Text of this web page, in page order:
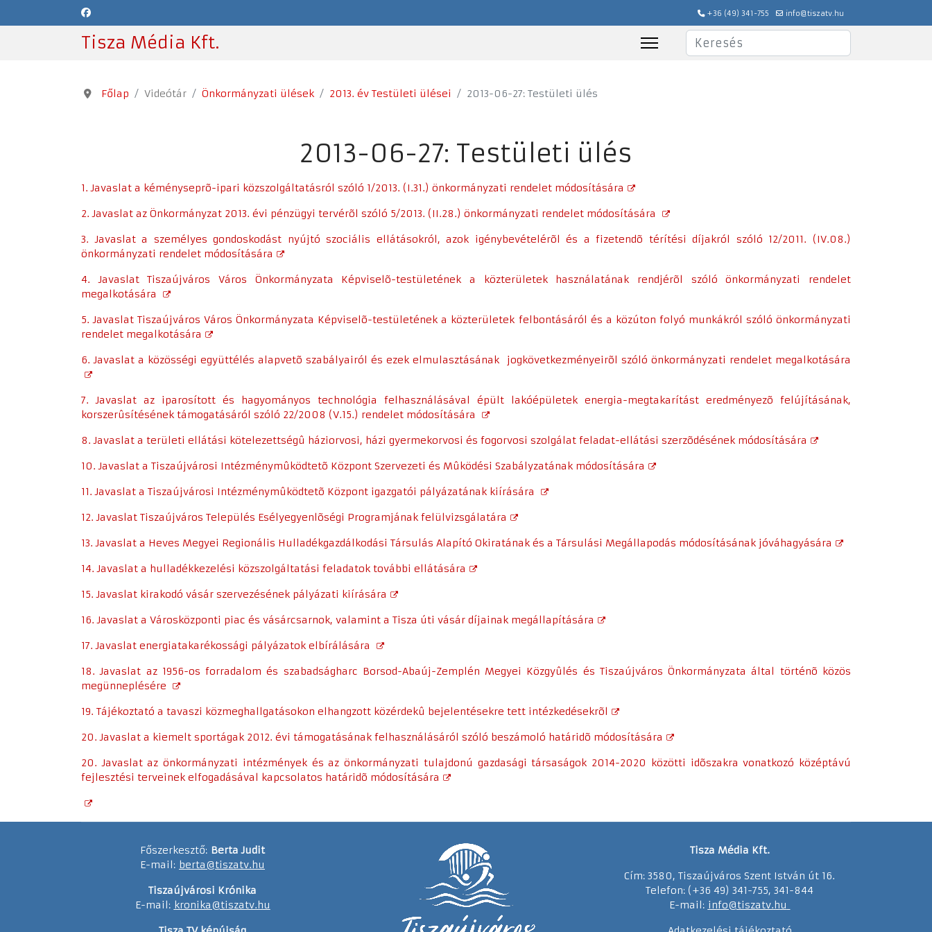
+36 (49) 341-755 info@tiszatv.hu
Tisza Média Kft. Keresés
Főlap Videótár Önkormányzati ülések 2013. év Testületi ülései 2013-06-27: Testületi ülés
2013-06-27: Testületi ülés
1. Javaslat a kéményseprõ-ipari közszolgáltatásról szóló 1/2013. (I.31.) önkormányzati rendelet módosítására
2. Javaslat az Önkormányzat 2013. évi pénzügyi tervérõl szóló 5/2013. (II.28.) önkormányzati rendelet módosítására
3. Javaslat a személyes gondoskodást nyújtó szociális ellátásokról, azok igénybevételérõl és a fizetendõ térítési díjakról szóló 12/2011. (IV.08.)
önkormányzati rendelet módosítására
4. Javaslat Tiszaújváros Város Önkormányzata Képviselõ-testületének a közterületek használatának rendjérõl szóló önkormányzati rendelet
megalkotására
5. Javaslat Tiszaújváros Város Önkormányzata Képviselõ-testületének a közterületek felbontásáról és a közúton folyó munkákról szóló önkormányzati
rendelet megalkotására
6. Javaslat a közösségi együttélés alapvetõ szabályairól és ezek elmulasztásának jogkövetkezményeirõl szóló önkormányzati rendelet megalkotására
7. Javaslat az iparosított és hagyományos technológia felhasználásával épült lakóépületek energia-megtakarítást eredményezõ felújításának,
korszerûsítésének támogatásáról szóló 22/2008 (V.15.) rendelet módosítására
8. Javaslat a területi ellátási kötelezettségû háziorvosi, házi gyermekorvosi és fogorvosi szolgálat feladat-ellátási szerzõdésének módosítására
10. Javaslat a Tiszaújvárosi Intézménymûködtetõ Központ Szervezeti és Mûködési Szabályzatának módosítására
11. Javaslat a Tiszaújvárosi Intézménymûködtetõ Központ igazgatói pályázatának kiírására
12. Javaslat Tiszaújváros Település Esélyegyenlõségi Programjának felülvizsgálatára
13. Javaslat a Heves Megyei Regionális Hulladékgazdálkodási Társulás Alapító Okiratának és a Társulási Megállapodás módosításának jóváhagyására
14. Javaslat a hulladékkezelési közszolgáltatási feladatok további ellátására
15. Javaslat kirakodó vásár szervezésének pályázati kiírására
16. Javaslat a Városközponti piac és vásárcsarnok, valamint a Tisza úti vásár díjainak megállapítására
17. Javaslat energiatakarékossági pályázatok elbírálására
18. Javaslat az 1956-os forradalom és szabadságharc Borsod-Abaúj-Zemplén Megyei Közgyûlés és Tiszaújváros Önkormányzata által történõ közös
megünneplésére
19. Tájékoztató a tavaszi közmeghallgatásokon elhangzott közérdekû bejelentésekre tett intézkedésekrõl
20. Javaslat a kiemelt sportágak 2012. évi támogatásának felhasználásáról szóló beszámoló határidõ módosítására
20. Javaslat az önkormányzati intézmények és az önkormányzati tulajdonú gazdasági társaságok 2014-2020 közötti idõszakra vonatkozó középtávú
fejlesztési terveinek elfogadásával kapcsolatos határidõ módosítására
Főszerkesztő: Berta Judit
E-mail: berta@tiszatv.hu
Tiszaújvárosi Krónika
E-mail: kronika@tiszatv.hu
Tisza Média Kft.
Cím: 3580, Tiszaújváros Szent István út 16.
Telefon: (+36 49) 341-755, 341-844
E-mail: info@tiszatv.hu